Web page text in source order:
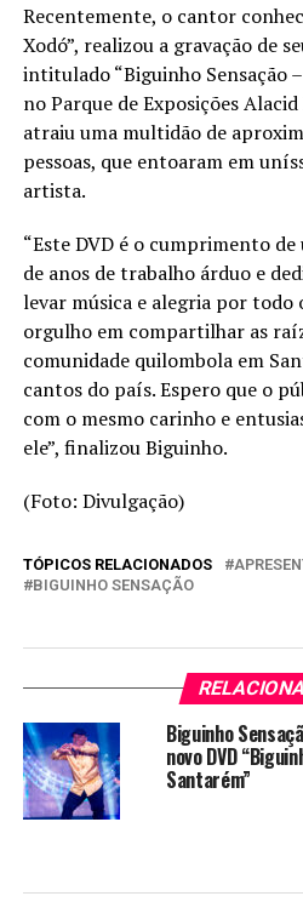
Recentemente, o cantor
Xodó”, realizou a gravação de
intitulado “Biguinho Sensação
no Parque de Exposições
atraiu uma multidão de
pessoas, que entoaram em
artista.
“Este DVD é o cumprimento
de anos de trabalho árduo e
levar música e alegria por todo
orgulho em compartilhar as
comunidade quilombola em
cantos do país. Espero que o
com o mesmo carinho e
ele”, finalizou Biguinho.
(Foto: Divulgação)
TÓPICOS RELACIONADOS
BIGUINHO SENSAÇÃO
Biguinho
novo DVD
Santarém”